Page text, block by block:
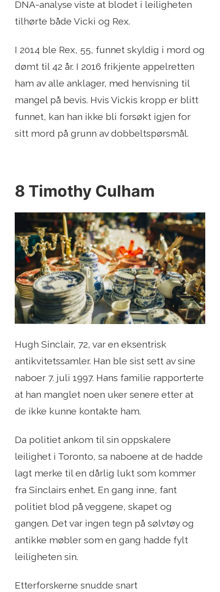
DNA-analyse viste at blodet i leiligheten
tilhørte både Vicki og Rex.
I 2014 ble Rex, 55, funnet skyldig i mord og
dømt til 42 år. I 2016 frikjente appelretten
ham av alle anklager, med henvisning til
mangel på bevis. Hvis Vickis kropp er blitt
funnet, kan han ikke bli forsøkt igjen for
sitt mord på grunn av dobbeltspørsmål.
8 Timothy Culham
Hugh Sinclair, 72, var en eksentrisk
antikvitetssamler. Han ble sist sett av sine
naboer 7. juli 1997. Hans familie rapporterte
at han manglet noen uker senere etter at
de ikke kunne kontakte ham.
Da politiet ankom til sin oppskalere
leilighet i Toronto, sa naboene at de hadde
lagt merke til en dårlig lukt som kommer
fra Sinclairs enhet. En gang inne, fant
politiet blod på veggene, skapet og
gangen. Det var ingen tegn på sølvtøy og
antikke møbler som en gang hadde fylt
leiligheten sin.
Etterforskerne snudde snart